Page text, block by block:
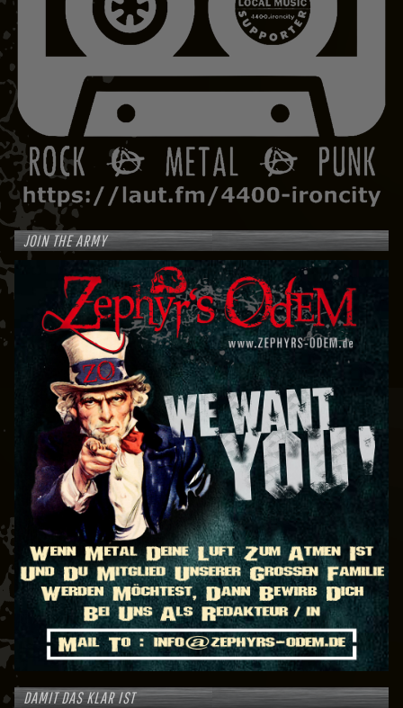
JOIN THE ARMY
DAMIT DAS KLAR IST